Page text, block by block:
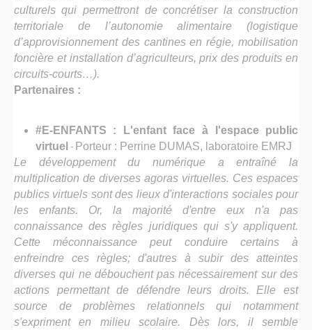
culturels qui permettront de concrétiser la construction
territoriale de l’autonomie alimentaire (logistique
d’approvisionnement des cantines en régie, mobilisation
foncière et installation d’agriculteurs, prix des produits en
circuits-courts…).
Partenaires :
#E-ENFANTS : L'enfant face à l'espace public
virtuel - Porteur : Perrine DUMAS, laboratoire EMRJ
Le développement du numérique a entraîné la
multiplication de diverses agoras virtuelles. Ces espaces
publics virtuels sont des lieux d'interactions sociales pour
les enfants. Or, la majorité d'entre eux n'a pas
connaissance des règles juridiques qui s'y appliquent.
Cette méconnaissance peut conduire certains à
enfreindre ces règles; d'autres à subir des atteintes
diverses qui ne débouchent pas nécessairement sur des
actions permettant de défendre leurs droits. Elle est
source de problèmes relationnels qui notamment
s'expriment en milieu scolaire. Dès lors, il semble